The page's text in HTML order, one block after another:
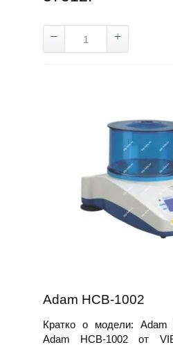
Adam HCB-1002
Кратко о модели:
Adam HCB-1002 от